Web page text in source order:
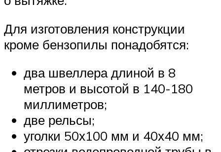
Для изготовления конструкции
кроме бензопилы понадобятся:
два швеллера длиной в 8
метров и высотой в 140-180
миллиметров;
две рельсы;
уголки 50х100 мм и 40х40 мм;